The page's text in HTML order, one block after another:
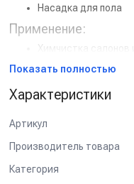
Насадка для пола
Применение:
Химчистка салонов
TORNADO 300 INOX—
автомобилей и
Купить TORNADO 300
России. Подробные
уточняйте у менеджеров.
Показать полностью
Характеристики
Артикул
Производитель товара
Категория